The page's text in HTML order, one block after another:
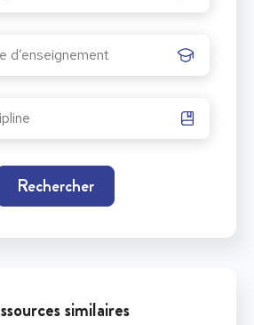
Rechercher
similaires